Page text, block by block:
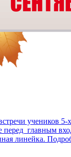
учеников 5-
перед главным
линейка.